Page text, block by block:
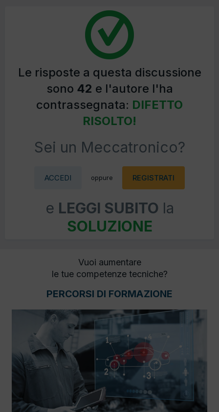
Le risposte a questa discussione
sono 42 e l'autore l'ha
contrassegnata: DIFETTO
RISOLTO!
Sei un Meccatronico?
ACCEDI oppure REGISTRATI
e LEGGI SUBITO la
SOLUZIONE
Vuoi aumentare
le tue competenze tecniche?
PERCORSI DI FORMAZIONE